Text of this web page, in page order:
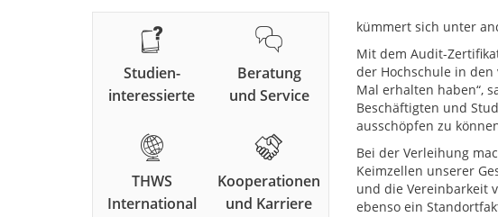
kümmert sich unter
Mit dem Audit-
der Hochschule in
Mal erhalten haben“,
Beschäftigten und
ausschöpfen zu
Bei der Verleihung
Keimzellen unserer
und die Vereinbarkeit
ebenso ein
Studien-
interessierte
Beratung
und Service
THWS
International
Kooperationen
und Karriere